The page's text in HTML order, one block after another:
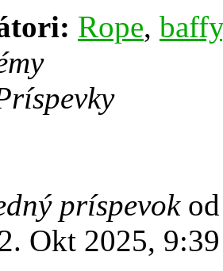
Rope, baffy
príspevok
Okt 2025, 9:39